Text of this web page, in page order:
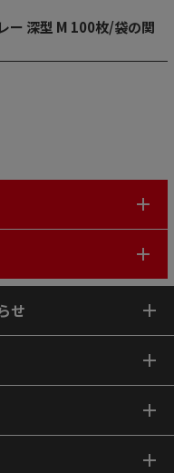
ー 深型 M 100枚/袋の関
せ